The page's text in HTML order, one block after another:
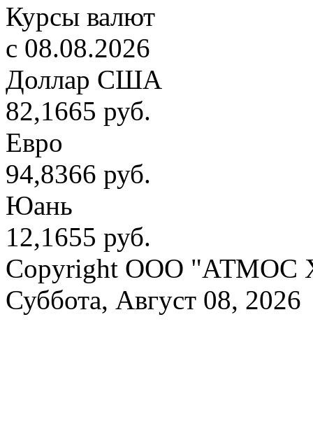
Курсы валют
c 08.08.2026
Доллар США
82,1665 руб.
Евро
94,8366 руб.
Юань
12,1655 руб.
Copyright OOO "АТМОС
Суббота, Август 08, 2026